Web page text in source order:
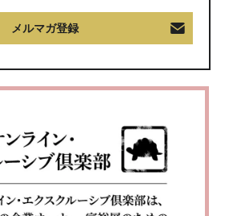
メルマガ登録